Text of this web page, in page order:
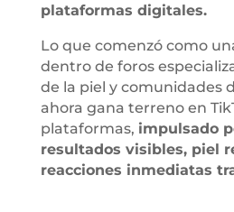
plataformas digitales.
Lo que comenzó como
dentro de foros
de la piel y comunidades
ahora gana terreno en
plataformas, impulsado
resultados visibles, piel
reacciones inmediatas